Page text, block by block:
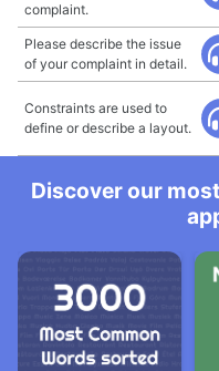
complaint.
Please describe the issue
of your complaint in detail.
Constraints are used to
define or describe a layout.
Discover our